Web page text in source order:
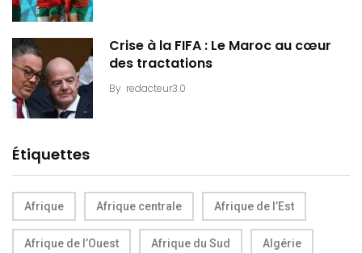
Crise à la FIFA : Le Maroc au cœur
des tractations
By redacteur3.0
Étiquettes
Afrique Afrique centrale Afrique de l’Est
Afrique de l’Ouest Afrique du Sud Algérie